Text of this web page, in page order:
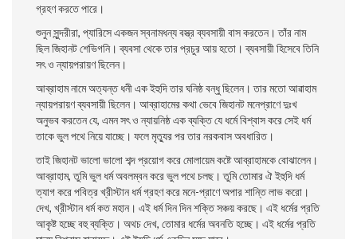
গ্রহণ করতে পারে।
শুনুন সুন্দরীরা, প্যারিসে একজন স্বনামধন্য বস্ত্র ব্যবসায়ী বাস করতেন। তাঁর নাম
ছিল জিহানট শেভিগনি। ব্যবসা থেকে তার প্রচুর আয় হতাে। ব্যবসায়ী হিসেবে তিনি
সৎ ও ন্যায়পরায়ণ ছিলেন।
আব্রাহাম নামে অত্যন্ত ধনী এক ইহুদি তার ঘনিষ্ঠ বন্ধু ছিলেন। তার মতাে আৱাহাম
ন্যায়পরায়ণ ব্যবসায়ী ছিলেন। আব্রাহামের কথা ভেবে জিহানট মনেপ্রাণে দুঃখ
অনুভবকরতেন যে, এমন সৎ ও ন্যায়নিষ্ঠ এক ব্যক্তি যে ধর্মে বিশ্বাস করে সেই ধর্ম
তাকে ভুল পথে নিয়ে যাচ্ছে। ফলে মৃত্যুর পর তার নরকবাস অবধারিত।
তাই জিহানট ভালাে ভালাে শব্দ প্রয়ােগ করে মােলায়েম কষ্টে আব্রাহামকে বােঝালেন।
আব্রাহাম, তুমি ভুল ধর্ম অবলম্বন করে ভুল পথে চলছ। তুমি তােমার ঐ ইহুদি ধর্ম
ত্যাগ করে পবিত্র খ্রীস্টান ধর্ম গ্রহণ করে মনে-প্রাণে অপার শান্তি লাভ করাে।
দেখ, খ্রীস্টান ধর্ম কত মহান। এই ধর্ম দিন দিন শক্তি সঞ্চয় করছে। এই ধর্মের প্রতি
আকৃষ্ট হচ্ছে বহু ব্যক্তি। অথচ দেখ, তােমার ধর্মের অবনতি হচ্ছে। এই ধর্মের প্রতি